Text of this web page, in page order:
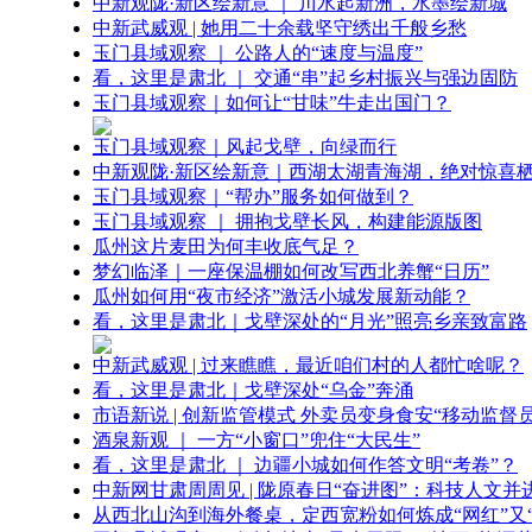
中新武威观 | 她用二十余载坚守绣出千般乡愁
玉门县域观察 ｜ 公路人的“速度与温度”
看，这里是肃北 ｜ 交通“串”起乡村振兴与强边固防
玉门县域观察｜如何让“甘味”牛走出国门？
玉门县域观察｜风起戈壁，向绿而行
中新观陇·新区绘新意｜西湖太湖青海湖，绝对惊喜
玉门县域观察｜“帮办”服务如何做到？
玉门县域观察 ｜ 拥抱戈壁长风，构建能源版图
瓜州这片麦田为何丰收底气足？
梦幻临泽｜一座保温棚如何改写西北养蟹“日历”
瓜州如何用“夜市经济”激活小城发展新动能？
看，这里是肃北｜戈壁深处的“月光”照亮乡亲致富路
中新武威观 | 过来瞧瞧，最近咱们村的人都忙啥呢？
看，这里是肃北｜戈壁深处“乌金”奔涌
市语新说 | 创新监管模式 外卖员变身食安“移动监督
酒泉新观 ｜ 一方“小窗口”兜住“大民生”
看，这里是肃北 ｜ 边疆小城如何作答文明“考卷”？
中新网甘肃周周见 | 陇原春日“奋进图”：科技人文并
从西北山沟到海外餐桌，定西宽粉如何炼成“网红”又